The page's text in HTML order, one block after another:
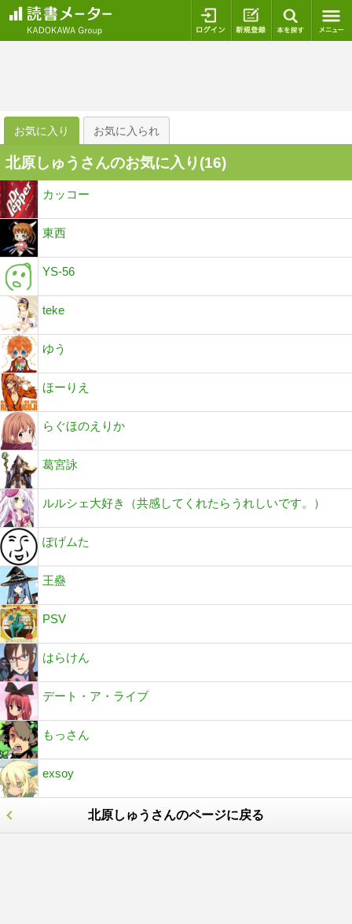
ログイン 新規登録
お気に入り お気に入られ
北原しゅうさんのお気に入り(16)
カッコー
東西
YS-56
teke
ゆう
ほーりえ
らぐほのえりか
葛宮詠
ルルシェ大好き（共感してくれたらうれしいです。）
ぽげムた
王蠱
PSV
はらけん
デート・ア・ライブ
もっさん
exsoy
北原しゅうさんのページに戻る